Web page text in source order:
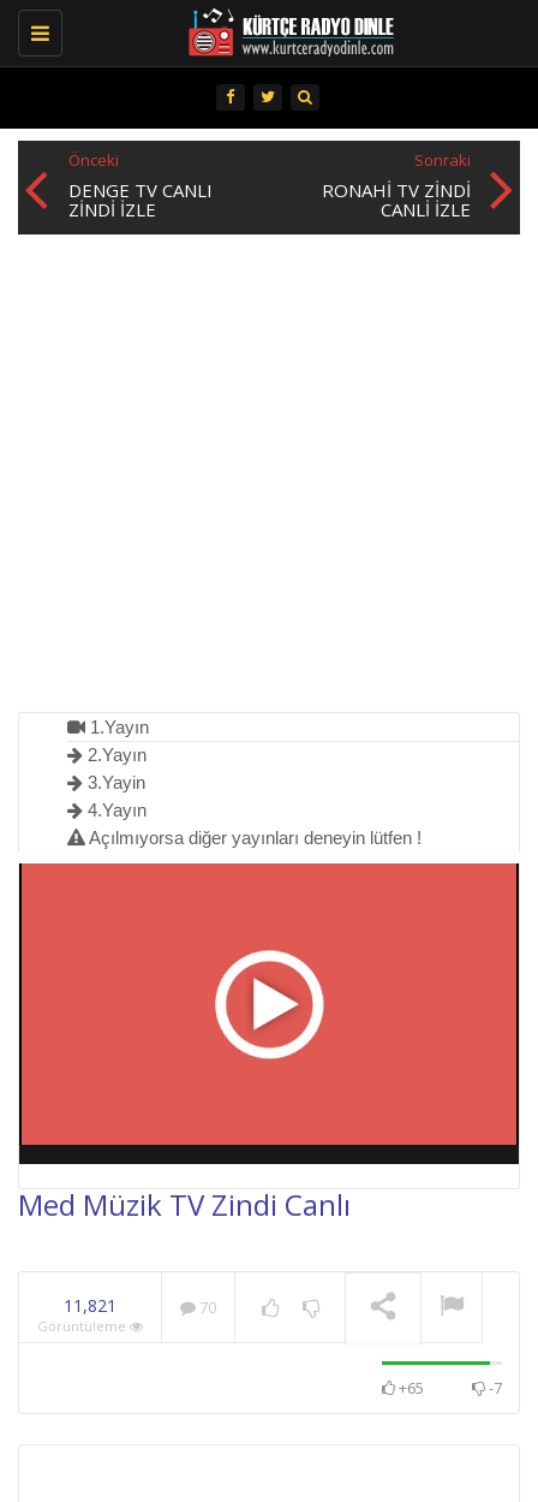
Toggle
navigation
Önceki
DENGE TV CANLI
ZINDI IZLE
Sonraki
RONAHI TV ZINDI
CANLI İZLE
1.Yayın
2.Yayın
3.Yayin
4.Yayın
Açılmıyorsa diğer yayınları deneyin lütfen !
NOW PLAYING
Med Müzik TV Zindi Canlı
11,821
Görüntüleme
70
+65 -7